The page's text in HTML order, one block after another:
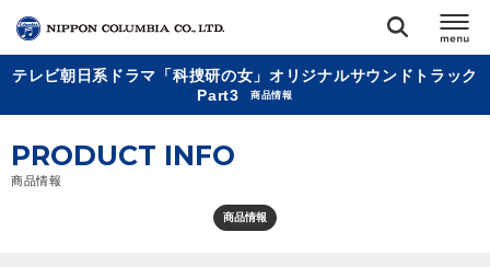
閉じる
TOP
リリース
テレビ朝日系ドラマ「科捜研の女」オリジナルサウンドトラック
Part3
商品情報
PRODUCT INFO
商品情報
商品情報